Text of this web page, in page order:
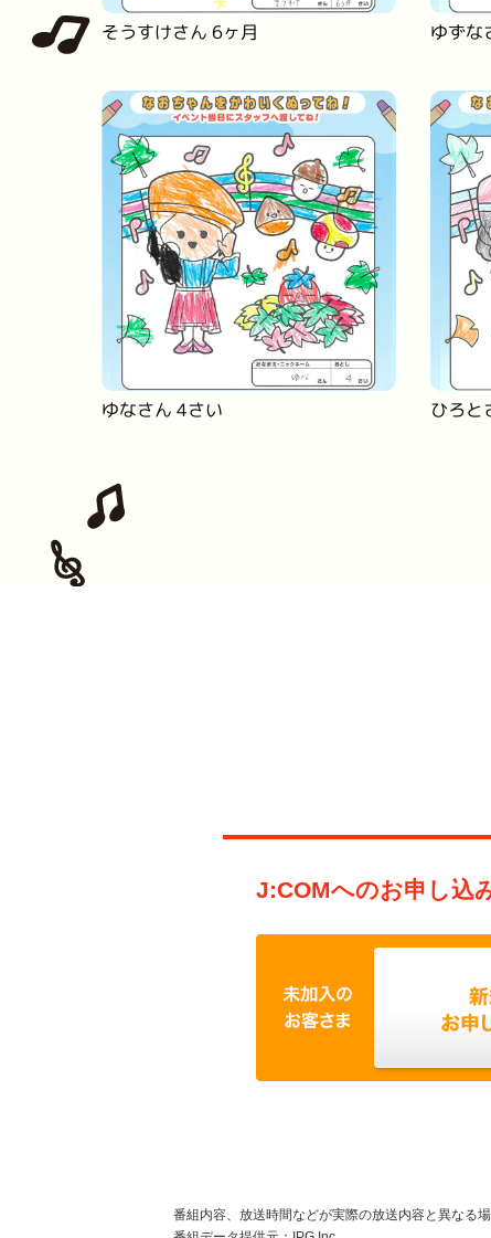
そうすけさん 6ヶ月 ゆずな
ゆなさん 4さい ひろと
J:COMへのお申し込
番組内容、放送時間などが実際の放送内容と異なる場